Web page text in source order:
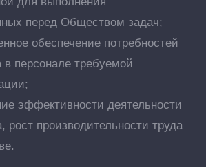
перед Обществом задач;
обеспечение потребностей
персонале требуемой
эффективности деятельности
рост производительности труда